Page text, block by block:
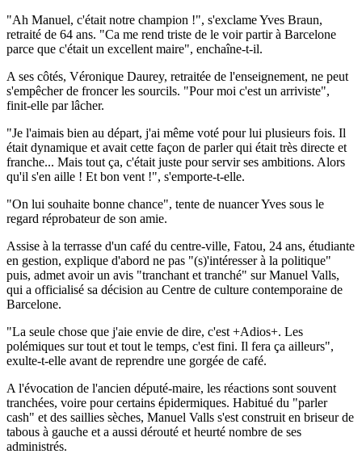
"Ah Manuel, c'était notre champion !", s'exclame Yves Braun,
retraité de 64 ans. "Ca me rend triste de le voir partir à Barcelone
parce que c'était un excellent maire", enchaîne-t-il.
A ses côtés, Véronique Daurey, retraitée de l'enseignement, ne peut
s'empêcher de froncer les sourcils. "Pour moi c'est un arriviste",
finit-elle par lâcher.
"Je l'aimais bien au départ, j'ai même voté pour lui plusieurs fois. Il
était dynamique et avait cette façon de parler qui était très directe et
franche... Mais tout ça, c'était juste pour servir ses ambitions. Alors
qu'il s'en aille ! Et bon vent !", s'emporte-t-elle.
"On lui souhaite bonne chance", tente de nuancer Yves sous le
regard réprobateur de son amie.
Assise à la terrasse d'un café du centre-ville, Fatou, 24 ans, étudiante
en gestion, explique d'abord ne pas "(s)'intéresser à la politique"
puis, admet avoir un avis "tranchant et tranché" sur Manuel Valls,
qui a officialisé sa décision au Centre de culture contemporaine de
Barcelone.
"La seule chose que j'aie envie de dire, c'est +Adios+. Les
polémiques sur tout et tout le temps, c'est fini. Il fera ça ailleurs",
exulte-t-elle avant de reprendre une gorgée de café.
A l'évocation de l'ancien député-maire, les réactions sont souvent
tranchées, voire pour certains épidermiques. Habitué du "parler
cash" et des saillies sèches, Manuel Valls s'est construit en briseur de
tabous à gauche et a aussi dérouté et heurté nombre de ses
administrés.